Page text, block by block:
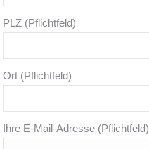
PLZ (Pflichtfeld)
Ort (Pflichtfeld)
Ihre E-Mail-Adresse (Pflichtfeld)